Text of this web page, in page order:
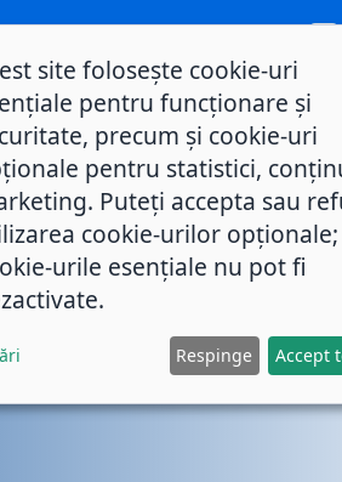
site folosește cookie-uri
pentru funcționare și
precum și cookie-uri
pentru statistici,
Puteți accepta sau
cookie-urilor opționale;
urile esențiale nu pot fi
Respinge Accept